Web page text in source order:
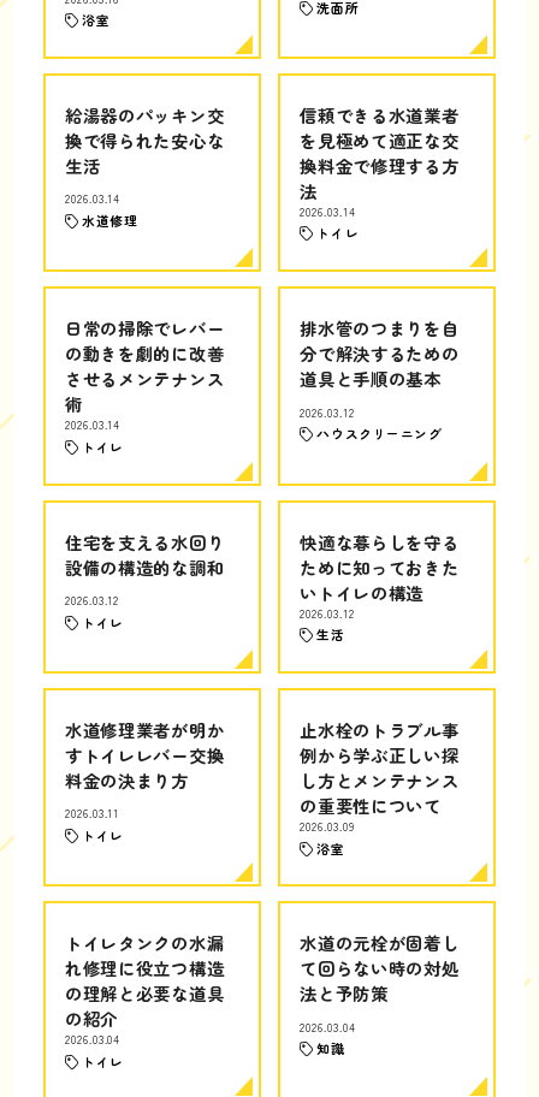
浴室
洗面所
給湯器のパッキン交
換で得られた安心な
生活
2026.03.14
水道修理
信頼できる水道業者
を見極めて適正な交
換料金で修理する方
法
2026.03.14
トイレ
日常の掃除でレバー
の動きを劇的に改善
させるメンテナンス
術
2026.03.14
トイレ
排水管のつまりを自
分で解決するための
道具と手順の基本
2026.03.12
ハウスクリーニング
住宅を支える水回り
設備の構造的な調和
2026.03.12
トイレ
快適な暮らしを守る
ために知っておきた
いトイレの構造
2026.03.12
生活
水道修理業者が明か
すトイレレバー交換
料金の決まり方
2026.03.11
トイレ
止水栓のトラブル事
例から学ぶ正しい探
し方とメンテナンス
の重要性について
2026.03.09
浴室
トイレタンクの水漏
れ修理に役立つ構造
の理解と必要な道具
の紹介
2026.03.04
トイレ
水道の元栓が固着し
て回らない時の対処
法と予防策
2026.03.04
知識